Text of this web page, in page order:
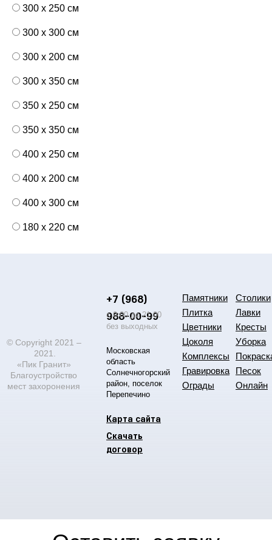
300 x 250 см
300 x 300 см
300 x 200 см
300 x 350 см
350 x 250 см
350 x 350 см
400 x 250 см
400 x 200 см
400 x 300 см
180 x 220 см
© Copyright 2021 –
2021.
«Пик Гранит»
Благоустройство
мест захоронения
+7 (968)
988-00-99
с 9:00 до 21:00
без выходных
Московская
область
Солнечногорский
район, поселок
Перепечино
Карта сайта
Скачать
договор
Памятники
Плитка
Цветники
Цоколя
Комплексы
Гравировка
Ограды
Столики
Лавки
Кресты
Уборка
Песок
Онлайн